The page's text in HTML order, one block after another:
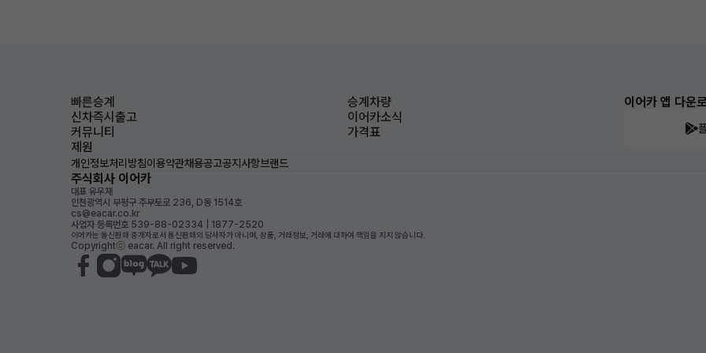
빠른승계
승계차량
신차즉시출고
이어카소식
커뮤니티
가격표
제원
이어카 앱 다운
개인정보처리방침이용약관채용공고공지사항브랜드
주식회사 이어카
대표 유우재
인천광역시 부평구 주부토로 236, D동 1514호
cs@eacar.co.kr
사업자 등록번호 539-88-02334 | 1877-2520
이어카는 통신판매 중개자로서 통신판매의 당사자가 아니며, 상품, 거래정보, 거래에 대하여 책임을 지지 않습니다.
Copyrightⓒ eacar. All right reserved.